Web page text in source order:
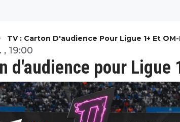
TV : Carton D'audience Pour Ligue 1+ Et OM-
d'audience pour Ligue
, 19:00